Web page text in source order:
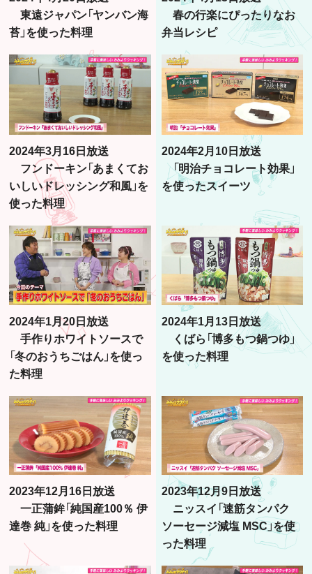
東遠ジャパン「ヤンバン海
苔」を使った料理
春の行楽にぴったりなお
弁当レシピ
2024年3月16日放送
フンドーキン「あまくてお
いしいドレッシング和風」を
使った料理
2024年2月10日放送
「明治チョコレート効果」
を使ったスイーツ
2024年1月20日放送
手作りホワイトソースで
「冬のおうちごはん」を使っ
た料理
2024年1月13日放送
くばら「博多もつ鍋つゆ」
を使った料理
2023年12月16日放送
一正蒲鉾「純国産100％ 伊
達巻 純」を使った料理
2023年12月9日放送
ニッスイ「速筋タンパク
ソーセージ減塩 MSC」を使
った料理